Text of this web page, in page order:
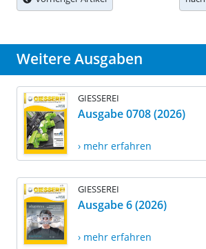
Weitere Ausgaben
GIESSEREI
Ausgabe 0708 (2026)
› mehr erfahren
GIESSEREI
Ausgabe 6 (2026)
› mehr erfahren